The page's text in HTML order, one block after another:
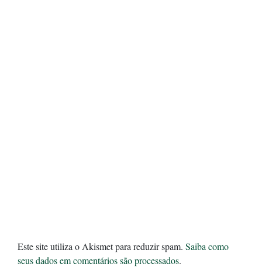
Este site utiliza o Akismet para reduzir spam. Saiba como
seus dados em comentários são processados.